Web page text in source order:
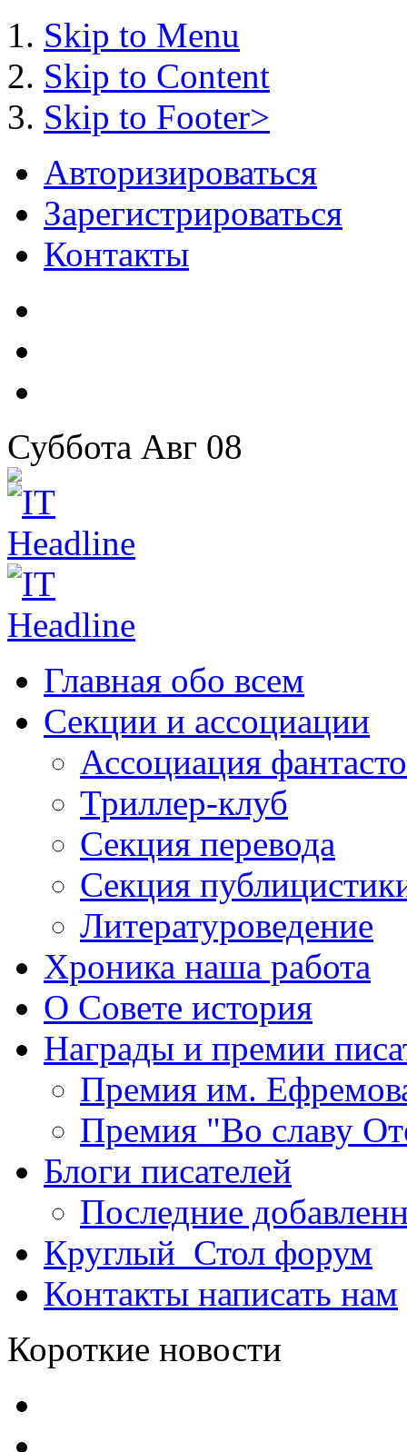
Skip to Menu
Skip to Content
Skip to Footer>
Авторизироваться
Зарегистрироваться
Контакты
Суббота Авг 08
Главная обо всем
Секции и ассоциации
Ассоциация
Триллер-клуб
Секция перевода
Секция
Литературоведение
Хроника наша работа
О Совете история
Награды и премии
Премия им.
Премия "Во славу
Блоги писателей
Последние
Круглый_Стол форум
Контакты написать нам
Короткие новости